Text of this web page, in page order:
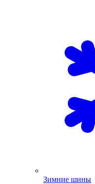
Зимние шины